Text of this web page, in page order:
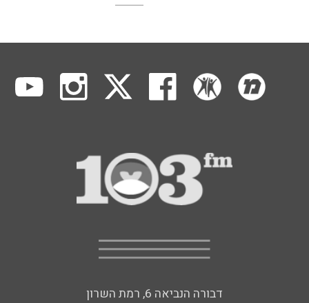
דבורה הנביאה 6, רמת השרון